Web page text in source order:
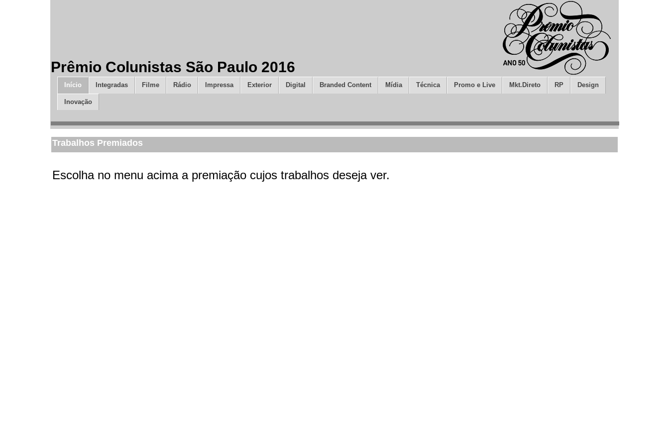
Prêmio Colunistas São Paulo 2016
Início Integradas Filme Rádio Impressa Exterior Digital Branded Content Mídia Técnica Promo e Live Mkt.Direto RP Design
Inovação
Trabalhos Premiados
Escolha no menu acima a premiação cujos trabalhos deseja ver.